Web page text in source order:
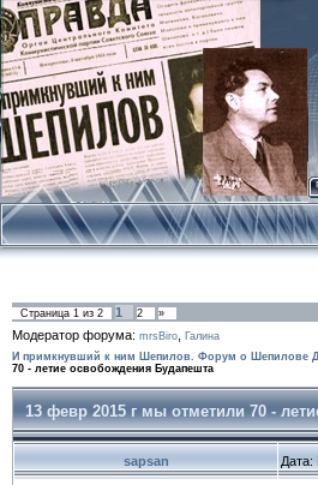
Страница 1 из 2 1 2 »
Модератор форума: mrsBiro
Галина
И примкнувший к ним Шепилов. Форум о Шепилове
70 - летие освобождения Будапешта
13 февр 2015 г мы отметили 70 -
sapsan Дата: